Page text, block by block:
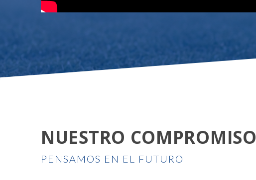
NUESTRO COMPROMISO
PENSAMOS EN EL FUTURO